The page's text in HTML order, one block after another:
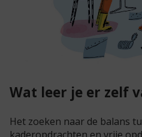
Wat leer je er zelf
Het zoeken naar de balans